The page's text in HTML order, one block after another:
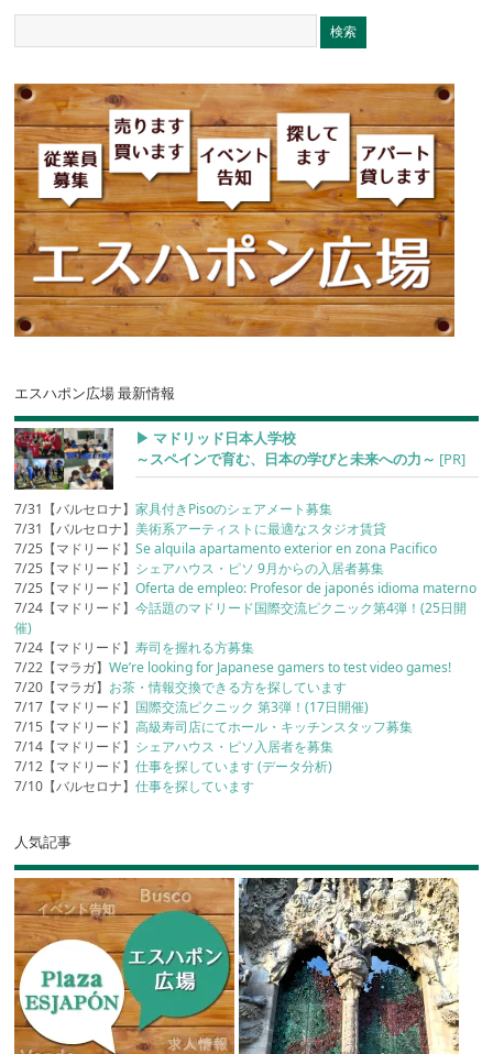
エスハポン広場 最新情報
▶︎ マドリッド日本人学校
～スペインで育む、日本の学びと未来への力～ [PR]
7/31【バルセロナ】家具付きPisoのシェアメート募集
7/31【バルセロナ】美術系アーティストに最適なスタジオ賃貸
7/25【マドリード】Se alquila apartamento exterior en zona Pacifico
7/25【マドリード】 シェアハウス・ピソ 9月からの入居者募集
7/25【マドリード】Oferta de empleo: Profesor de japonés idioma materno
7/24【マドリード】今話題のマドリード国際交流ピクニック第4弾！(25日開
催)
7/24【マドリード】寿司を握れる方募集
7/22【マラガ】We’re looking for Japanese gamers to test video games!
7/20【マラガ】 お茶・情報交換できる方を探しています
7/17【マドリード】 国際交流ピクニック 第3弾！(17日開催)
7/15【マドリード】高級寿司店にてホール・キッチンスタッフ募集
7/14【マドリード】 シェアハウス・ピソ入居者を募集
7/12【マドリード】仕事を探しています (データ分析)
7/10【バルセロナ】仕事を探しています
人気記事